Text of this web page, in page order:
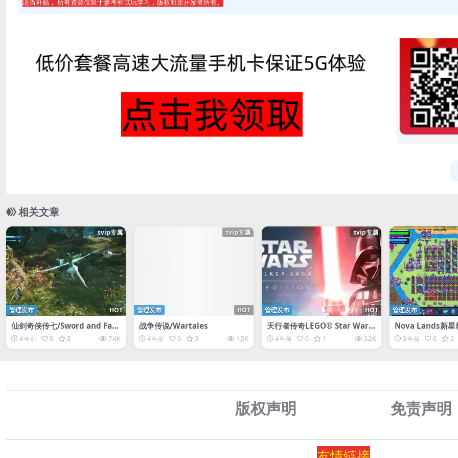
相关文章
svip专属
HOT
管理发布
仙剑奇侠传七/Sword and Fair
y 7/仙剑奇侠传7 1-7全集仙剑7
新仙剑奇侠传 单机版仙剑奇侠2
4 年前 0 8 7.4K
svip专属
HOT
管理发布
战争传说/Wartales
4 年前 0 3 1.5K
svip专属
HOT
管理发布
天行者传奇LEGO® Star Wars
™: The Skywalker Saga
4 年前 0 1 2.2K
管理发布
Nova Lands新星
3 年前 0 2
版权声明 免责声明